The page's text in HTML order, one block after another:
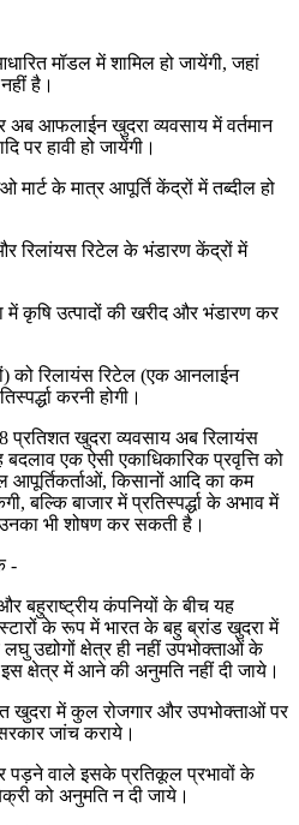
मॉडल में शामिल हो जायेंगी, जहां
है।
आफलाईन खुदरा व्यवसाय में वर्तमान
पर हावी हो जायेंगी।
के मात्र आपूर्ति केंद्रों में तब्दील हो
रिलांयस रिटेल के भंडारण केंद्रों में
कृषि उत्पादों की खरीद और भंडारण कर
को रिलायंस रिटेल (एक आनलाईन
करनी होगी।
खुदरा व्यवसाय अब रिलायंस
एक ऐसी एकाधिकारिक प्रवृत्ति को
किसानों आदि का कम
बल्कि बाजार में प्रतिस्पर्द्धा के अभाव में
भी शोषण कर सकती है।
-
बहुराष्ट्रीय कंपनियों के बीच यह
के रूप में भारत के बहु ब्रांड खुदरा में
उद्योगों क्षेत्र ही नहीं उपभोक्ताओं के
इस क्षेत्र में आने की अनुमति नहीं दी जाये।
खुदरा में कुल रोजगार और उपभोक्ताओं पर
जांच कराये।
वाले इसके प्रतिकूल प्रभावों के
को अनुमति न दी जाये।